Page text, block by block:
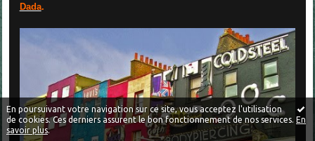
En poursuivant votre navigation sur ce site, vous acceptez l'utilisation
de cookies. Ces derniers assurent le bon fonctionnement de nos services. En
savoir plus.
Dada.